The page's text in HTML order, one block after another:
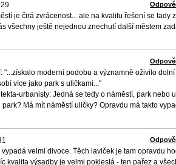
je čirá zvrácenost... ale na kvalitu řešení se tady
všechny ještě nejednou znechutí další městem
"...získalo moderní podobu a významně oživilo
více jako park s uličkami..."
urbanisty: Jedná se tedy o náměstí, park nebo
Má mít náměstí uličky? Opravdu má takto
velmi divoce. Těch laviček je tam opravdu
kvalita výsadby je velmi pokleslá - ten pařez a